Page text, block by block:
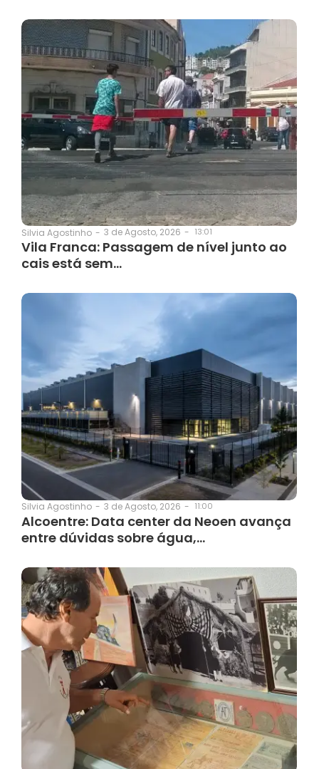
Silvia Agostinho - 3 de Agosto, 2026 - 13:01
Vila Franca: Passagem de nível junto ao
cais está sem…
Silvia Agostinho - 3 de Agosto, 2026 - 11:00
Alcoentre: Data center da Neoen avança
entre dúvidas sobre água,…